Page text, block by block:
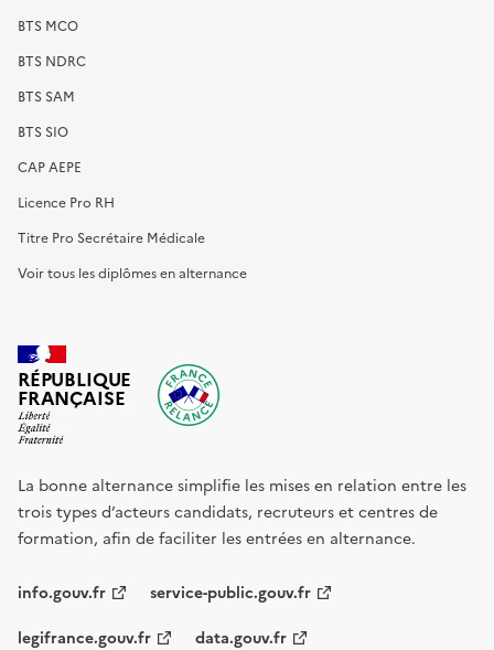
BTS MCO
BTS NDRC
BTS SAM
BTS SIO
CAP AEPE
Licence Pro RH
Titre Pro Secrétaire Médicale
Voir tous les diplômes en alternance
RÉPUBLIQUE
FRANÇAISE
La bonne alternance simplifie les mises en relation entre les
trois types d’acteurs candidats, recruteurs et centres de
formation, afin de faciliter les entrées en alternance.
info.gouv.fr service-public.gouv.fr
legifrance.gouv.fr data.gouv.fr